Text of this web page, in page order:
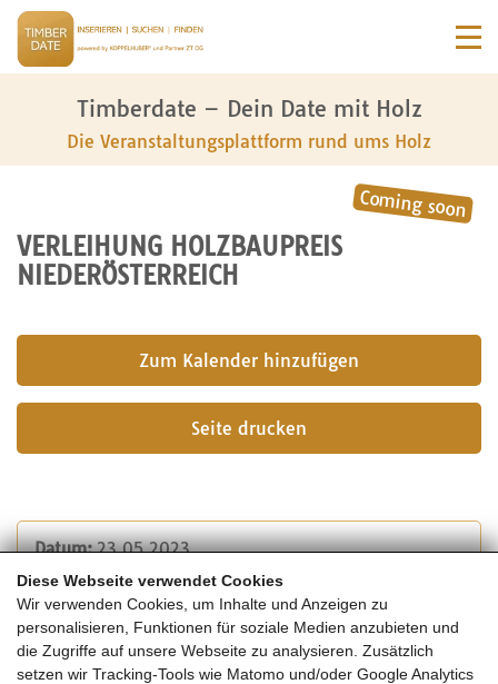
Diese Webseite verwendet Cookies
Wir verwenden Cookies, um Inhalte und Anzeigen zu
personalisieren, Funktionen für soziale Medien anzubieten und
die Zugriffe auf unsere Webseite zu analysieren. Zusätzlich
setzen wir Tracking-Tools wie Matomo und/oder Google Analytics
Timberdate – Dein Date mit Holz
Die Veranstaltungsplattform rund ums Holz
VERLEIHUNG HOLZBAUPREIS
NIEDERÖSTERREICH
Seite drucken
Datum:23.05.2023
Uhrzeit:
00:00 - 00:00 Uhr
limitierte Teilnehmerzahl
Veranstalter: